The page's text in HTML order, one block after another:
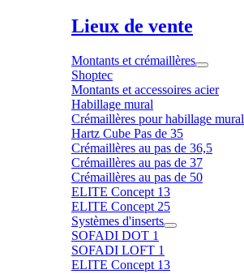
Lieux de vente
Montants et crémaillères
Shoptec
Montants et accessoires acier
Habillage mural
Crémaillères pour habillage mural
Hartz Cube Pas de 35
Crémaillères au pas de 36,5
Crémaillères au pas de 37
Crémaillères au pas de 50
ELITE Concept 13
ELITE Concept 25
Systèmes d'inserts
SOFADI DOT 1
SOFADI LOFT 1
ELITE Concept 13